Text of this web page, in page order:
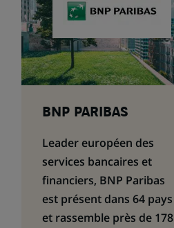
BNP PARIBAS
Leader européen des
services bancaires et
financiers, BNP Paribas
est présent dans 64 pays
et rassemble près de 178